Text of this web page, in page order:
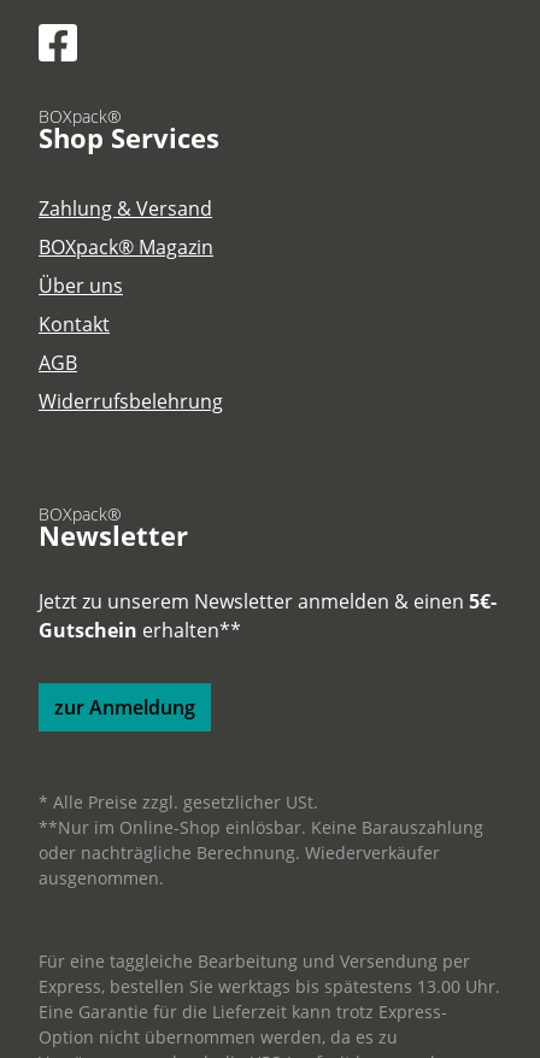
BOXpack®
Shop Services
Zahlung & Versand
BOXpack® Magazin
Über uns
Kontakt
AGB
Widerrufsbelehrung
BOXpack®
Newsletter
Jetzt zu unserem Newsletter anmelden & einen 5€-
Gutschein erhalten**
zur Anmeldung
* Alle Preise zzgl. gesetzlicher USt.
**Nur im Online-Shop einlösbar. Keine Barauszahlung
oder nachträgliche Berechnung. Wiederverkäufer
ausgenommen.
Für eine taggleiche Bearbeitung und Versendung per
Express, bestellen Sie werktags bis spätestens 13.00 Uhr.
Eine Garantie für die Lieferzeit kann trotz Express-
Option nicht übernommen werden, da es zu